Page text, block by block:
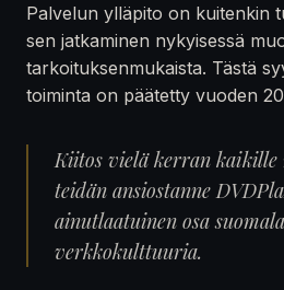
Palvelun ylläpito on kuitenkin
sen jatkaminen nykyisessä
tarkoituksenmukaista. Tästä
toiminta on päätetty vuoden
Kiitos vielä kerran
teidän ansiostanne
ainutlaatuinen osa
verkkokulttuuria.